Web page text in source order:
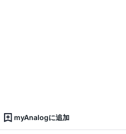
myAnalogに追加